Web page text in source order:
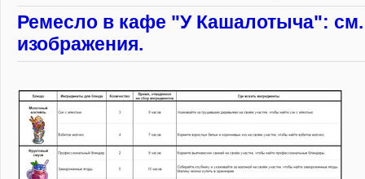
Ремесло в кафе "У Кашалотыча":
изображения.